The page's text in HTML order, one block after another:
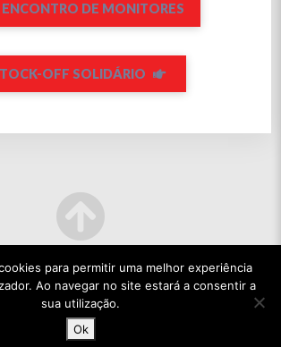
ENCONTRO DE MONITORES
OFF SOLIDÁRIO
OS DIREITOS RESERVADOS.
para permitir uma melhor experiência
Ao navegar no site estará a consentir a
sua utilização.
Ok